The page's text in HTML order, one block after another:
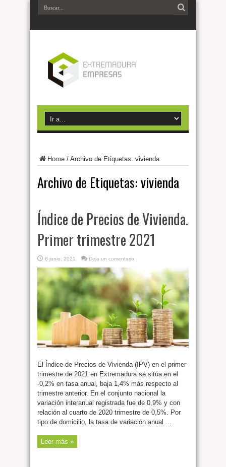
Home / Archivo de Etiquetas: vivienda
Archivo de Etiquetas:vivienda
Índice de Precios de Vivienda.
Primer trimestre 2021
8 junio, 2021 Deja un comentario
El Índice de Precios de Vivienda (IPV) en el primer
trimestre de 2021 en Extremadura se sitúa en el
-0,2% en tasa anual, baja 1,4% más respecto al
trimestre anterior. En el conjunto nacional la
variación interanual registrada fue de 0,9% y con
relación al cuarto de 2020 trimestre de 0,5%. Por
tipo de domicilio, la tasa de variación anual ...
Leer más »